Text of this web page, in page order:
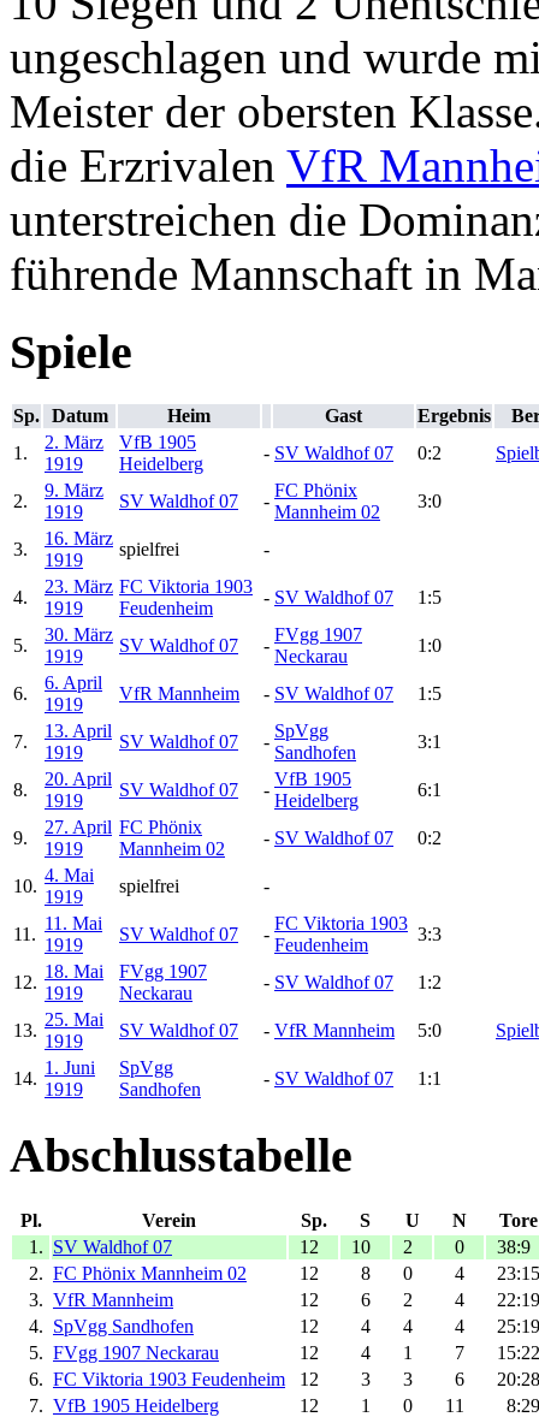
ungeschlagen und wurde
Meister der obersten
die Erzrivalen VfR
unterstreichen die
führende Mannschaft in
Spiele
Sp. Datum Heim Gast Ergebnis
1.
2. März
1919
VfB 1905
Heidelberg
- SV Waldhof 07 0:2
2.
9. März
1919
SV Waldhof 07 -
FC Phönix
Mannheim 02
3:0
3.
16. März
1919
spielfrei -
4.
23. März
1919
FC Viktoria 1903
Feudenheim
- SV Waldhof 07 1:5
5.
30. März
1919
SV Waldhof 07 -
FVgg 1907
Neckarau
1:0
6.
6. April
1919
VfR Mannheim - SV Waldhof 07 1:5
7.
13. April
1919
SV Waldhof 07 -
SpVgg
Sandhofen
3:1
8.
20. April
1919
SV Waldhof 07 -
VfB 1905
Heidelberg
6:1
9.
27. April
1919
FC Phönix
Mannheim 02
- SV Waldhof 07 0:2
10.
4. Mai
1919
spielfrei -
11.
11. Mai
1919
SV Waldhof 07 -
FC Viktoria 1903
Feudenheim
3:3
12.
18. Mai
1919
FVgg 1907
Neckarau
- SV Waldhof 07 1:2
13.
25. Mai
1919
SV Waldhof 07 - VfR Mannheim 5:0
14.
1. Juni
1919
SpVgg
Sandhofen
- SV Waldhof 07 1:1
Abschlusstabelle
Pl. Verein Sp. S U N
Tore
1. SV Waldhof 07 12 10 2 0
38:9
2. FC Phönix Mannheim 02 12 8 0 4
23:15
3. VfR Mannheim 12 6 2 4
22:19
4. SpVgg Sandhofen 12 4 4 4
25:19
5. FVgg 1907 Neckarau 12 4 1 7
15:22
6. FC Viktoria 1903 Feudenheim 12 3 3 6
20:28
7. VfB 1905 Heidelberg 12 1 0 11
8:29